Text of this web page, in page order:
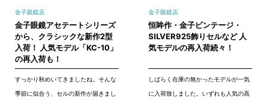
金子眼鏡店
金子眼鏡アセテートシリーズ
から、クラシックな新作2型
入荷！ 人気モデル「KC-10」
の再入荷も！
すっかり秋めいてきましたね。そんな
季節に似合う、セルの新作が届きまし
金子眼鏡店
恒眸作・金子ビンテージ・
SILVER925飾りセルなど 人
気モデルの再入荷続々！
しばらく在庫の無かったモデルが一気
に入荷致しました。いずれも人気の高